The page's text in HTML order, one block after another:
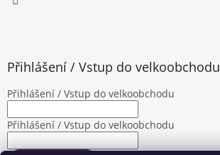
Přihlášení / Vstup do velkoobchodu
Přihlášení / Vstup do velkoobchodu
Přihlášení / Vstup do velkoobchodu